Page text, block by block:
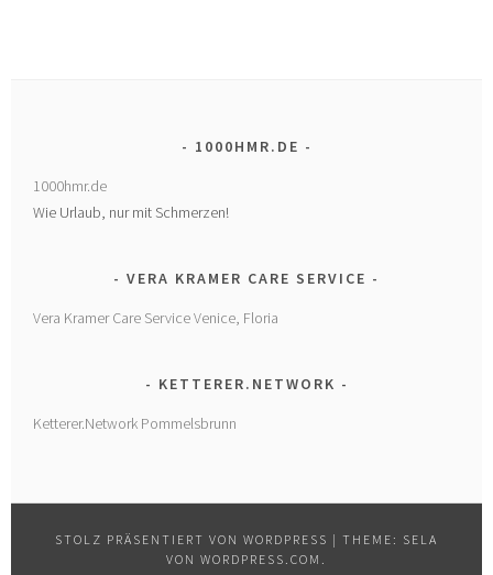
1000HMR.DE
1000hmr.de
Wie Urlaub, nur mit Schmerzen!
VERA KRAMER CARE SERVICE
Vera Kramer Care Service Venice, Floria
KETTERER.NETWORK
Ketterer.Network Pommelsbrunn
STOLZ PRÄSENTIERT VON WORDPRESS | THEME: SELA
VON WORDPRESS.COM